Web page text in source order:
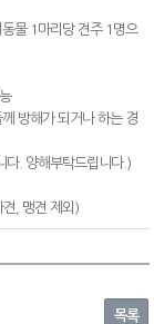
물 1마리당 견주 1명으
방해가 되거나 하는 경
다. 양해부탁드립니다.)
, 맹견 제외)
목록